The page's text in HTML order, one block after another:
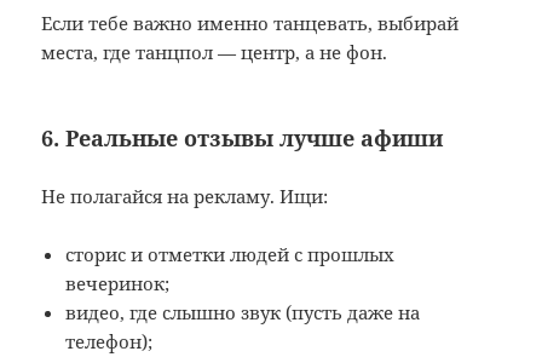
Если тебе важно именно танцевать, выбирай
места, где танцпол — центр, а не фон.
6. Реальные отзывы лучше афиши
Не полагайся на рекламу. Ищи:
сторис и отметки людей с прошлых
вечеринок;
видео, где слышно звук (пусть даже на
телефон);